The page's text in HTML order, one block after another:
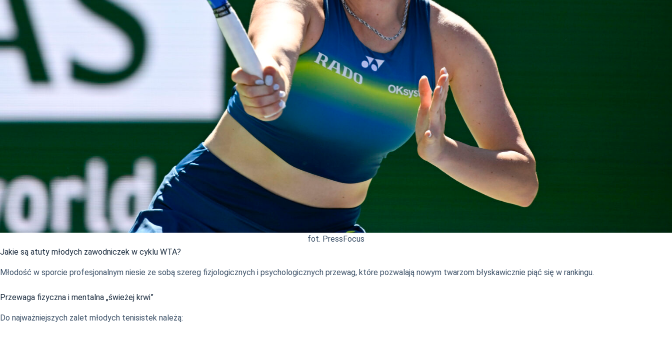
fot. PressFocus
Jakie są atuty młodych zawodniczek w cyklu WTA?
Młodość w sporcie profesjonalnym niesie ze sobą szereg fizjologicznych i psychologicznych przewag, które pozwalają nowym twarzom błyskawicznie piąć się w rankingu.
Przewaga fizyczna i mentalna „świeżej krwi”
Do najważniejszych zalet młodych tenisistek należą: